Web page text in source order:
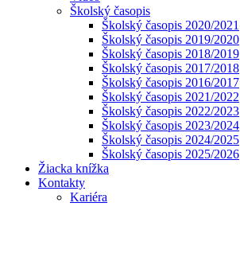
Školský časopis
Školský časopis 2020/2021
Školský časopis 2019/2020
Školský časopis 2018/2019
Školský časopis 2017/2018
Školský časopis 2016/2017
Školský časopis 2021/2022
Školský časopis 2022/2023
Školský časopis 2023/2024
Školský časopis 2024/2025
Školský časopis 2025/2026
Žiacka knížka
Kontakty
Kariéra